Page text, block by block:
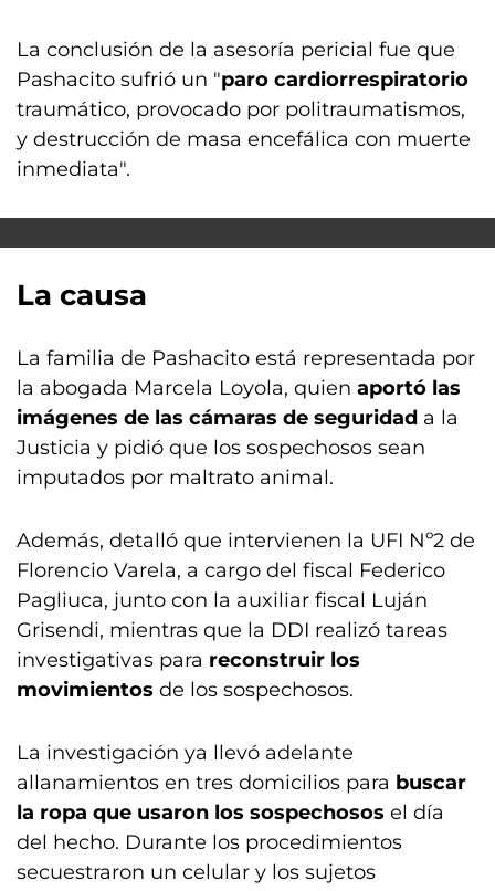
La conclusión de la asesoría pericial fue que
Pashacito sufrió un "paro cardiorrespiratorio
traumático, provocado por politraumatismos,
y destrucción de masa encefálica con muerte
inmediata".
La causa
La familia de Pashacito está representada por
la abogada Marcela Loyola, quien aportó las
imágenes de las cámaras de seguridad a la
Justicia y pidió que los sospechosos sean
imputados por maltrato animal.
Además, detalló que intervienen la UFI Nº2 de
Florencio Varela, a cargo del fiscal Federico
Pagliuca, junto con la auxiliar fiscal Luján
Grisendi, mientras que la DDI realizó tareas
investigativas para reconstruir los
movimientos de los sospechosos.
La investigación ya llevó adelante
allanamientos en tres domicilios para buscar
la ropa que usaron los sospechosos el día
del hecho. Durante los procedimientos
secuestraron un celular y los sujetos